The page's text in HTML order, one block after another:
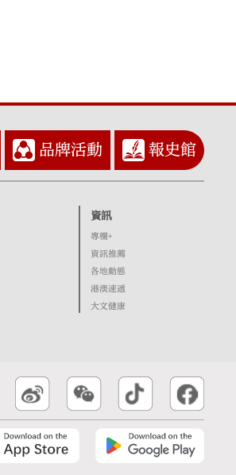
品牌活動 報史館
資訊
專欄+
資訊推薦
各地動態
港澳速遞
大文健康